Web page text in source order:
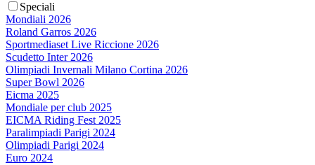
Speciali
Mondiali 2026
Roland Garros 2026
Sportmediaset Live Riccione 2026
Scudetto Inter 2026
Olimpiadi Invernali Milano Cortina 2026
Super Bowl 2026
Eicma 2025
Mondiale per club 2025
EICMA Riding Fest 2025
Paralimpiadi Parigi 2024
Olimpiadi Parigi 2024
Euro 2024